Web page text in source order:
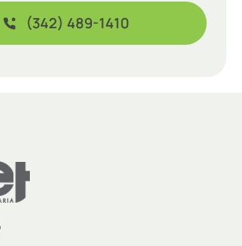
(342) 489-1410